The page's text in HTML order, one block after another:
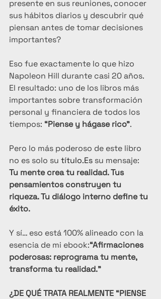
presente en sus reuniones, conocer
sus hábitos diarios y descubrir qué
piensan antes de tomar decisiones
importantes?
Eso fue exactamente lo que hizo
Napoleon Hill durante casi 20 años.
El resultado: uno de los libros más
importantes sobre transformación
personal y financiera de todos los
tiempos: “Piense y hágase rico”.
Pero lo más poderoso de este libro
no es solo su título.Es su mensaje:
Tu mente crea tu realidad. Tus
pensamientos construyen tu
riqueza. Tu diálogo interno define tu
éxito.
Y sí… eso está 100% alineado con la
esencia de mi ebook:“Afirmaciones
poderosas: reprograma tu mente,
transforma tu realidad.”
¿DE QUÉ TRATA REALMENTE “PIENSE